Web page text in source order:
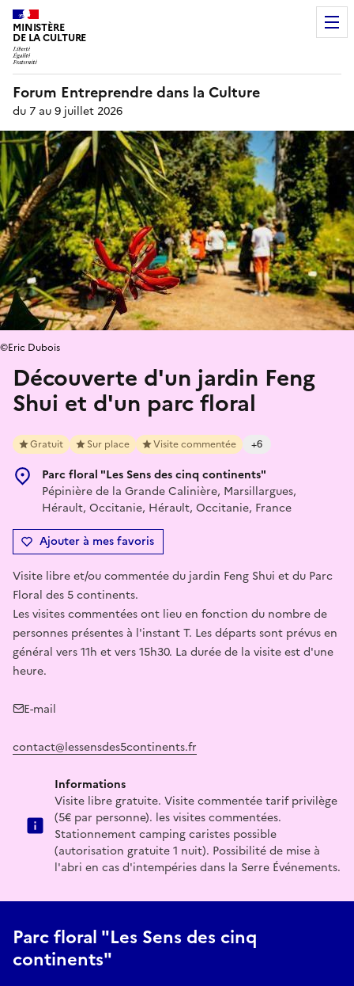
MINISTÈRE
DE LA CULTURE
Forum Entreprendre dans la Culture
du 7 au 9 juillet 2026
Découverte d'un jardin Feng
Shui et d'un parc floral
Gratuit Sur place Visite commentée +6
Parc floral "Les Sens des cinq continents"
Pépinière de la Grande Calinière, Marsillargues,
Hérault, Occitanie, Hérault, Occitanie, France
Ajouter à mes favoris
©Eric Dubois
Visite libre et/ou commentée du jardin Feng Shui et du Parc
Floral des 5 continents.
Les visites commentées ont lieu en fonction du nombre de
personnes présentes à l'instant T. Les départs sont prévus en
général vers 11h et vers 15h30. La durée de la visite est d'une
heure.
E-mail
contact@lessensdes5continents.fr
Informations
Visite libre gratuite. Visite commentée tarif privilège
(5€ par personne). les visites commentées.
Stationnement camping caristes possible
(autorisation gratuite 1 nuit). Possibilité de mise à
l'abri en cas d'intempéries dans la Serre Événements.
Parc floral "Les Sens des cinq
continents"